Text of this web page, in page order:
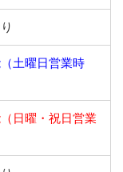
土曜日営業時
日曜・祝日営業